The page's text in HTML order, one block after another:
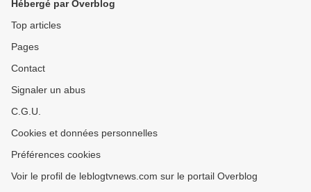
Hébergé par Overblog
Top articles
Pages
Contact
Signaler un abus
C.G.U.
Cookies et données personnelles
Préférences cookies
Voir le profil de leblogtvnews.com sur le portail Overblog